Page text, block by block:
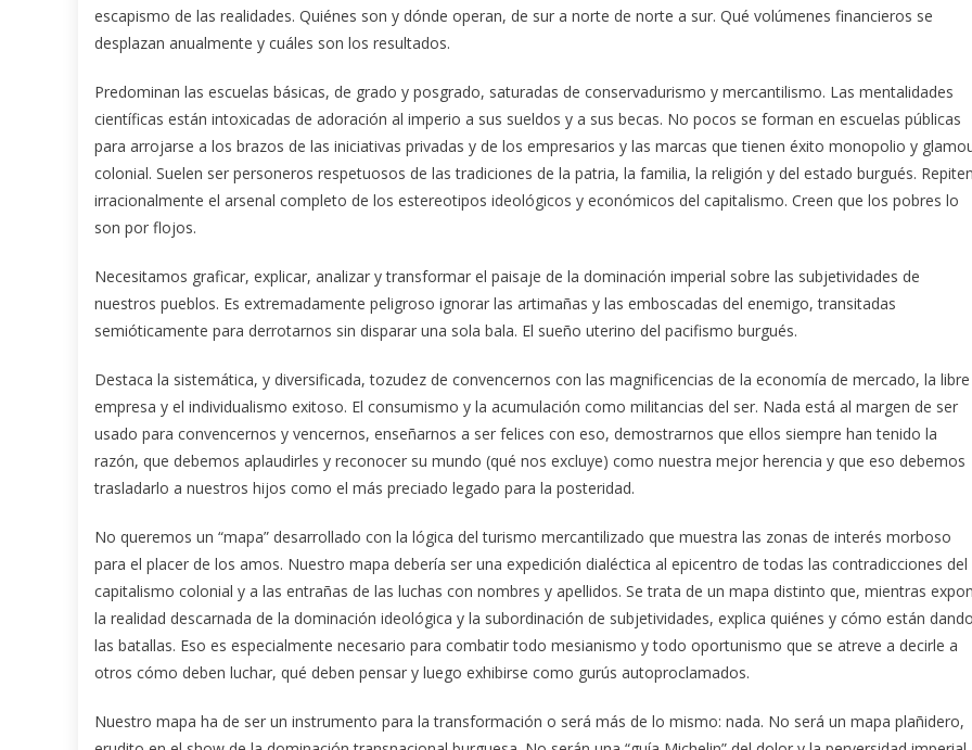
escapismo de las realidades. Quiénes son y dónde operan, de sur a norte de norte a sur. Qué volúmenes financieros se
desplazan anualmente y cuáles son los resultados.
Predominan las escuelas básicas, de grado y posgrado, saturadas de conservadurismo y mercantilismo. Las mentalidades
científicas están intoxicadas de adoración al imperio a sus sueldos y a sus becas. No pocos se forman en escuelas públicas
para arrojarse a los brazos de las iniciativas privadas y de los empresarios y las marcas que tienen éxito monopolio y
colonial. Suelen ser personeros respetuosos de las tradiciones de la patria, la familia, la religión y del estado burgués. Repiten
irracionalmente el arsenal completo de los estereotipos ideológicos y económicos del capitalismo. Creen que los pobres lo
son por flojos.
Necesitamos graficar, explicar, analizar y transformar el paisaje de la dominación imperial sobre las subjetividades de
nuestros pueblos. Es extremadamente peligroso ignorar las artimañas y las emboscadas del enemigo, transitadas
semióticamente para derrotarnos sin disparar una sola bala. El sueño uterino del pacifismo burgués.
Destaca la sistemática, y diversificada, tozudez de convencernos con las magnificencias de la economía de mercado, la libre
empresa y el individualismo exitoso. El consumismo y la acumulación como militancias del ser. Nada está al margen de ser
usado para convencernos y vencernos, enseñarnos a ser felices con eso, demostrarnos que ellos siempre han tenido la
razón, que debemos aplaudirles y reconocer su mundo (qué nos excluye) como nuestra mejor herencia y que eso debemos
trasladarlo a nuestros hijos como el más preciado legado para la posteridad.
No queremos un “mapa” desarrollado con la lógica del turismo mercantilizado que muestra las zonas de interés morboso
para el placer de los amos. Nuestro mapa debería ser una expedición dialéctica al epicentro de todas las contradicciones del
capitalismo colonial y a las entrañas de las luchas con nombres y apellidos. Se trata de un mapa distinto que, mientras
la realidad descarnada de la dominación ideológica y la subordinación de subjetividades, explica quiénes y cómo están dando
las batallas. Eso es especialmente necesario para combatir todo mesianismo y todo oportunismo que se atreve a decirle a
otros cómo deben luchar, qué deben pensar y luego exhibirse como gurús autoproclamados.
Nuestro mapa ha de ser un instrumento para la transformación o será más de lo mismo: nada. No será un mapa plañidero,